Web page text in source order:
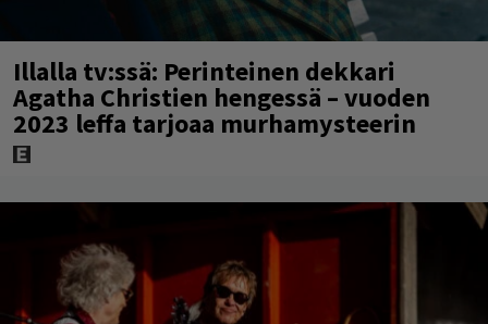
Illalla tv:ssä: Perinteinen dekkari
Agatha Christien hengessä – vuoden
2023 leffa tarjoaa murhamysteerin